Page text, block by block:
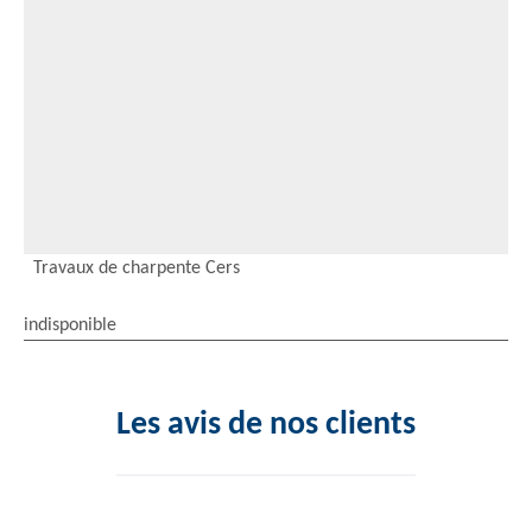
Travaux de charpente Cers
indisponible
Les avis de nos clients